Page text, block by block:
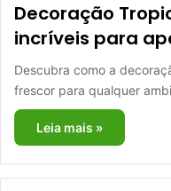
Decoração
incríveis para
Descubra como a
frescor para qualquer
Leia mais »